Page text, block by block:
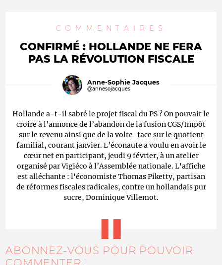
COMMENTAIRES
CONFIRMÉ : HOLLANDE NE FERA
PAS LA RÉVOLUTION FISCALE
Anne-Sophie Jacques
@annesojacques
Hollande a-t-il sabré le projet fiscal du PS ? On pouvait le
croire à l’annonce de l’abandon de la fusion CGS/Impôt
sur le revenu ainsi que de la volte-face sur le quotient
familial, courant janvier. L’éconaute a voulu en avoir le
cœur net en participant, jeudi 9 février, à un atelier
organisé par Vigiéco à l’Assemblée nationale. L'affiche
est alléchante : l'économiste Thomas Piketty, partisan
de réformes fiscales radicales, contre un hollandais pur
sucre, Dominique Villemot.
ABONNEZ-VOUS POUR POUVOIR